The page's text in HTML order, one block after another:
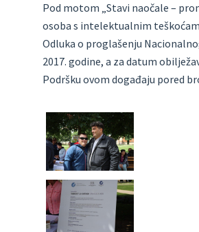
Pod motom „Stavi naočale –
osoba s intelektualnim
Odluka o proglašenju
2017. godine, a za datum
Podršku ovom događaju pored